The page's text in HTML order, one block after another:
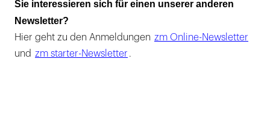
Sie interessieren sich für einen unserer anderen
Newsletter?
Hier geht zu den Anmeldungen zm Online-Newsletter
und zm starter-Newsletter .